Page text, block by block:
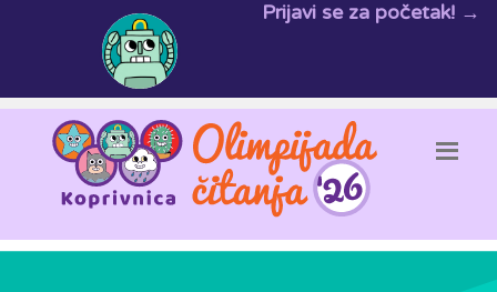
Prijavi se za početak! →